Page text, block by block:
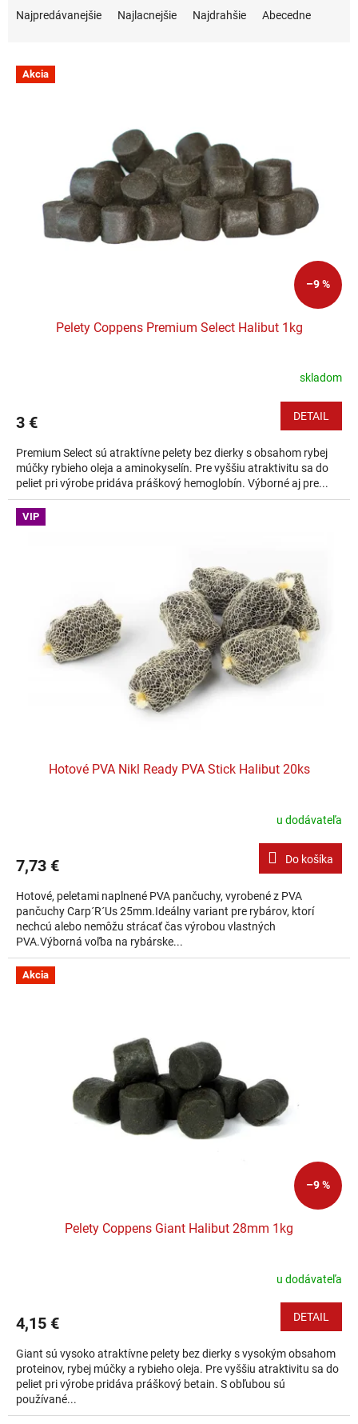
Najpredávanejšie Najlacnejšie Najdrahšie Abecedne
Výpis produktov
Akcia
–9 %
Pelety Coppens Premium Select Halibut 1kg
skladom
3 € DETAIL
Premium Select sú atraktívne pelety bez dierky s obsahom rybej
múčky rybieho oleja a aminokyselín. Pre vyššiu atraktivitu sa do
peliet pri výrobe pridáva práškový hemoglobín. Výborné aj pre...
VIP
Hotové PVA Nikl Ready PVA Stick Halibut 20ks
u dodávateľa
7,73 € Do košíka
Hotové, peletami naplnené PVA pančuchy, vyrobené z PVA
pančuchy Carp´R´Us 25mm.Ideálny variant pre rybárov, ktorí
nechcú alebo nemôžu strácať čas výrobou vlastných
PVA.Výborná voľba na rybárske...
Akcia
–9 %
Pelety Coppens Giant Halibut 28mm 1kg
u dodávateľa
4,15 € DETAIL
Giant sú vysoko atraktívne pelety bez dierky s vysokým obsahom
proteinov, rybej múčky a rybieho oleja. Pre vyššiu atraktivitu sa do
peliet pri výrobe pridáva práškový betain. S obľubou sú
používané...